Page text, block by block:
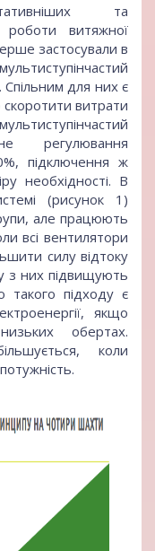
та
роботи витяжної
застосували в
для них є
витрати
регулювання
підключення ж
необхідності. В
(рисунок 1)
але працюють
всі вентилятори
силу відтоку
з них підвищують
такого підходу є
якщо
обертах.
коли